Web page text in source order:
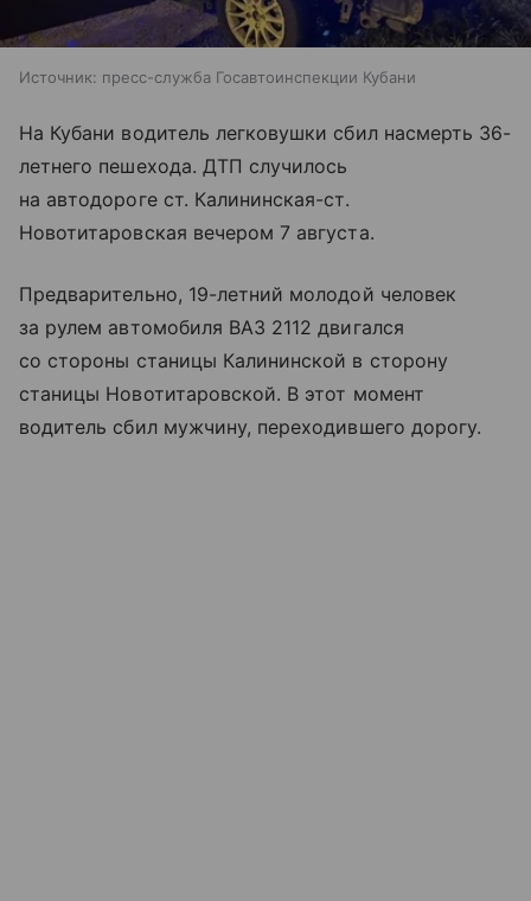
Источник: пресс-служба Госавтоинспекции Кубани
На Кубани водитель легковушки сбил насмерть 36-
летнего пешехода. ДТП случилось
на автодороге ст. Калининская-ст.
Новотитаровская вечером 7 августа.
Предварительно, 19-летний молодой человек
за рулем автомобиля ВАЗ 2112 двигался
со стороны станицы Калининской в сторону
станицы Новотитаровской. В этот момент
водитель сбил мужчину, переходившего дорогу.